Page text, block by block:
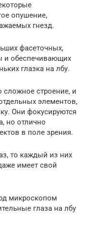
опушение,
гнезд.
фасеточных,
и обеспечивающих
глазка на лбу.
строение, и
элементов,
Они фокусируются
но отлично
в поле зрения.
то каждый из них
имеет свой
микроскопом
глаза на лбу